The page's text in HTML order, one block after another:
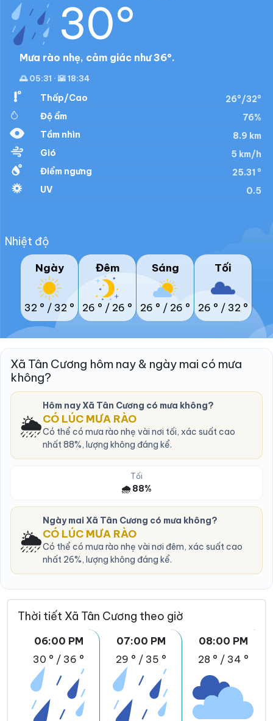
30°
Mưa rào nhẹ, cảm giác như 36°.
🌅 05:31 · 🌇 18:34
Thấp/Cao
26°/32°
Độ ẩm
76%
Tầm nhìn
8.9 km
Gió
5 km/h
Điểm ngưng
25.31 °
UV
0.5
Nhiệt độ
Ngày
32 ° / 32 °
Đêm
26 ° / 26 °
Sáng
26 ° / 26 °
Tối
26 ° / 32 °
Xã Tân Cương hôm nay & ngày mai có mưa
không?
🌦️
Hôm nay Xã Tân Cương có mưa không?
CÓ LÚC MƯA RÀO
Có thể có mưa rào nhẹ vài nơi tối, xác suất cao
nhất 88%, lượng không đáng kể.
Tối
🌧️ 88%
🌦️
Ngày mai Xã Tân Cương có mưa không?
CÓ LÚC MƯA RÀO
Có thể có mưa rào nhẹ vài nơi đêm, xác suất cao
nhất 26%, lượng không đáng kể.
Thời tiết Xã Tân Cương theo giờ
06:00 PM
30 ° / 36 °
07:00 PM
29 ° / 35 °
08:00 PM
28 ° / 34 °